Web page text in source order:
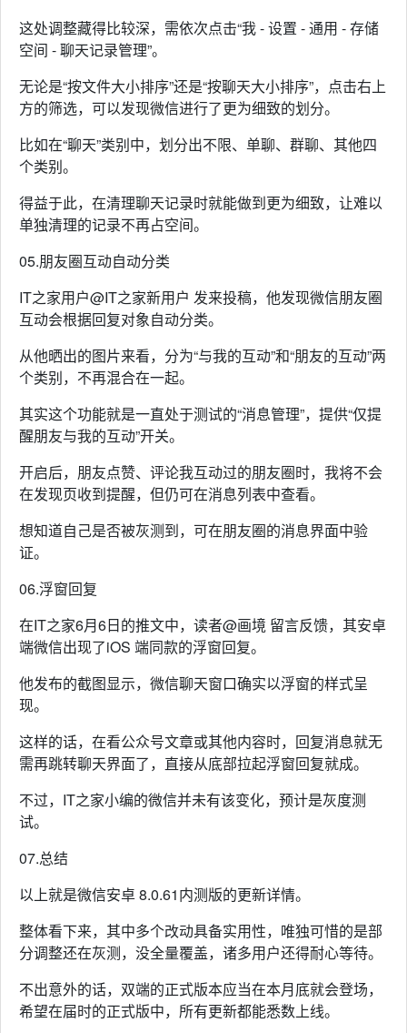
这处调整藏得比较深，需依次点击“我 - 设置 - 通用 - 存储
空间 - 聊天记录管理”。
无论是“按文件大小排序”还是“按聊天大小排序”，点击右上
方的筛选，可以发现微信进行了更为细致的划分。
比如在“聊天”类别中，划分出不限、单聊、群聊、其他四
个类别。
得益于此，在清理聊天记录时就能做到更为细致，让难以
单独清理的记录不再占空间。
05.朋友圈互动自动分类
IT之家用户@IT之家新用户 发来投稿，他发现微信朋友圈
互动会根据回复对象自动分类。
从他晒出的图片来看，分为“与我的互动”和“朋友的互动”两
个类别，不再混合在一起。
其实这个功能就是一直处于测试的“消息管理”，提供“仅提
醒朋友与我的互动”开关。
开启后，朋友点赞、评论我互动过的朋友圈时，我将不会
在发现页收到提醒，但仍可在消息列表中查看。
想知道自己是否被灰测到，可在朋友圈的消息界面中验
证。
06.浮窗回复
在IT之家6月6日的推文中，读者@画境 留言反馈，其安卓
端微信出现了iOS 端同款的浮窗回复。
他发布的截图显示，微信聊天窗口确实以浮窗的样式呈
现。
这样的话，在看公众号文章或其他内容时，回复消息就无
需再跳转聊天界面了，直接从底部拉起浮窗回复就成。
不过，IT之家小编的微信并未有该变化，预计是灰度测
试。
07.总结
以上就是微信安卓 8.0.61内测版的更新详情。
整体看下来，其中多个改动具备实用性，唯独可惜的是部
分调整还在灰测，没全量覆盖，诸多用户还得耐心等待。
不出意外的话，双端的正式版本应当在本月底就会登场，
希望在届时的正式版中，所有更新都能悉数上线。